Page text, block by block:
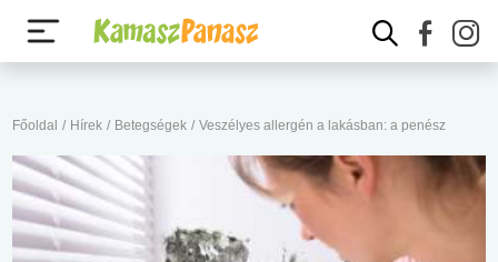
Főoldal / Hírek / Betegségek / Veszélyes allergén a lakásban: a penész